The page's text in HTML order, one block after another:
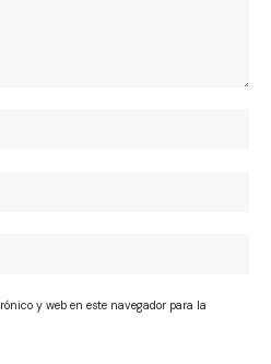
y web en este navegador para la